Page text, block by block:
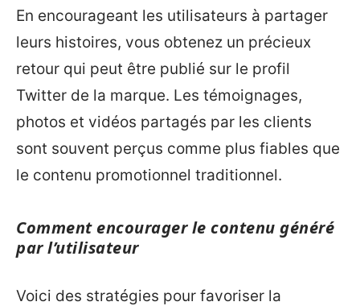
En encourageant les utilisateurs à partager
leurs histoires, vous obtenez un précieux
retour qui peut être publié sur le profil
Twitter de la marque. Les témoignages,
photos et vidéos partagés par les clients
sont souvent perçus comme plus fiables que
le contenu promotionnel traditionnel.
Comment encourager le contenu généré
par l’utilisateur
Voici des stratégies pour favoriser la